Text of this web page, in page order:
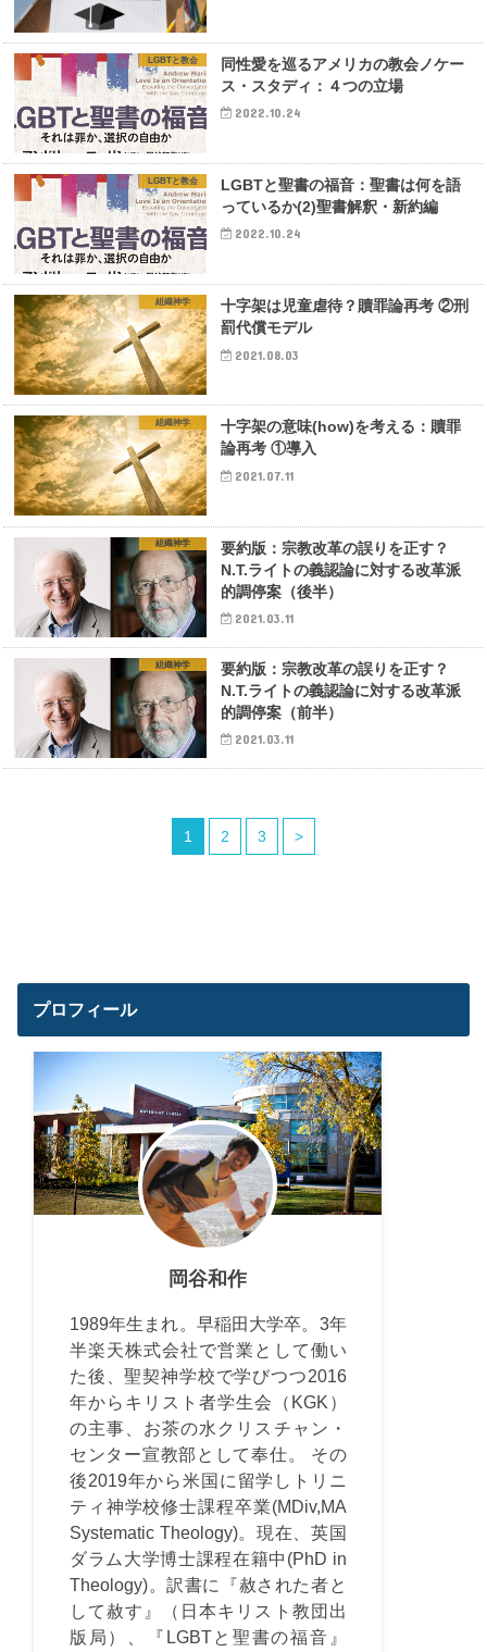
LGBTと教会
同性愛を巡るアメリカの教会ノケー
ス・スタディ：４つの立場
2022.10.24
LGBTと教会
LGBTと聖書の福音：聖書は何を語
っているか(2)聖書解釈・新約編
2022.10.24
組織神学
十字架は児童虐待？贖罪論再考 ②刑
罰代償モデル
2021.08.03
組織神学
十字架の意味(how)を考える：贖罪
論再考 ①導入
2021.07.11
組織神学
要約版：宗教改革の誤りを正す？
N.T.ライトの義認論に対する改革派
的調停案（後半）
2021.03.11
組織神学
要約版：宗教改革の誤りを正す？
N.T.ライトの義認論に対する改革派
的調停案（前半）
2021.03.11
1 2 3 >
プロフィール
岡谷和作
1989年生まれ。早稲田大学卒。3年
半楽天株式会社で営業として働い
た後、聖契神学校で学びつつ2016
年からキリスト者学生会（KGK）
の主事、お茶の水クリスチャン・
センター宣教部として奉仕。 その
後2019年から米国に留学しトリニ
ティ神学校修士課程卒業(MDiv,MA
Systematic Theology)。現在、英国
ダラム大学博士課程在籍中(PhD in
Theology)。訳書に『赦された者と
して赦す』（日本キリスト教団出
版局）、『LGBTと聖書の福音』